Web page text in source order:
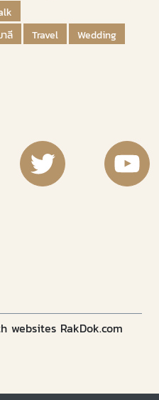
ลี
Travel
Wedding
Instagram
RakDok Twitter Rakdok
RakDok.com